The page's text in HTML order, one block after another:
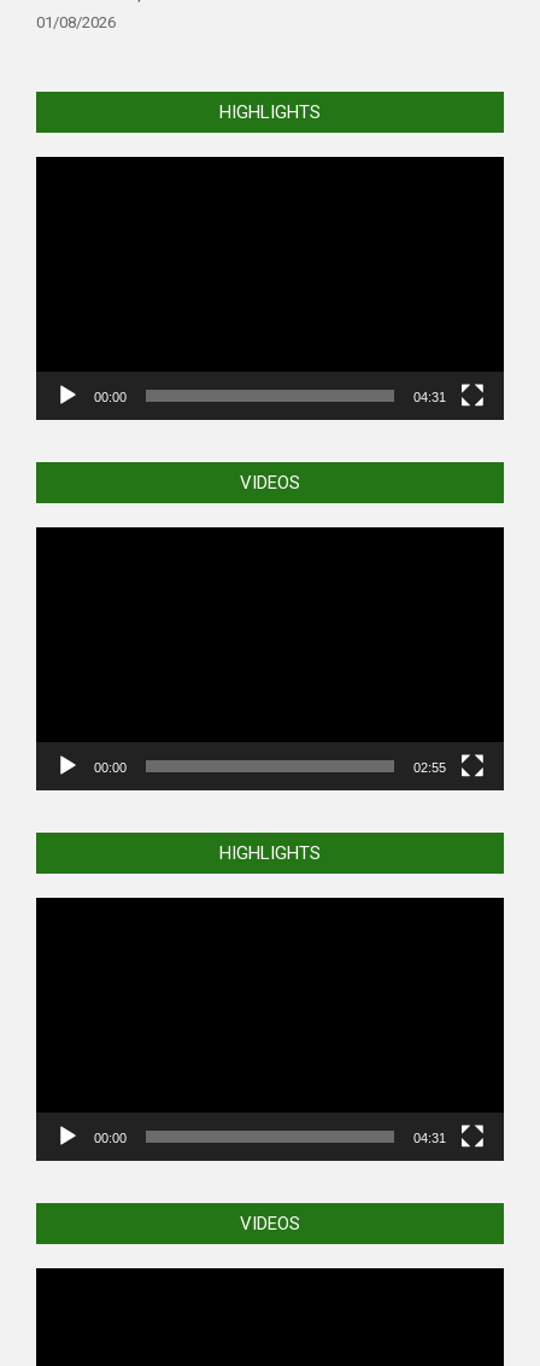
01/08/2026
HIGHLIGHTS
00:00 04:31
VIDEOS
00:00 02:55
HIGHLIGHTS
00:00 04:31
VIDEOS